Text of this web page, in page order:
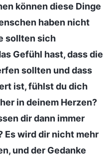
können diese Dinge
haben nicht
sollten sich
Gefühl hast, dass die
sollten und dass
ist, fühlst du dich
in deinem Herzen?
dir dann immer
Es wird dir nicht mehr
und der Gedanke